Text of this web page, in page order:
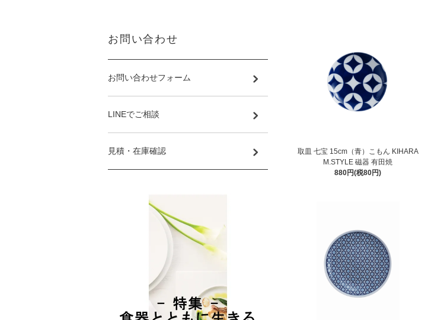
取皿 七宝 15cm（青）こもん KIHARA
M.STYLE 磁器 有田焼
880円(税80円)
お問い合わせ
お問い合わせフォーム
LINEでご相談
見積・在庫確認